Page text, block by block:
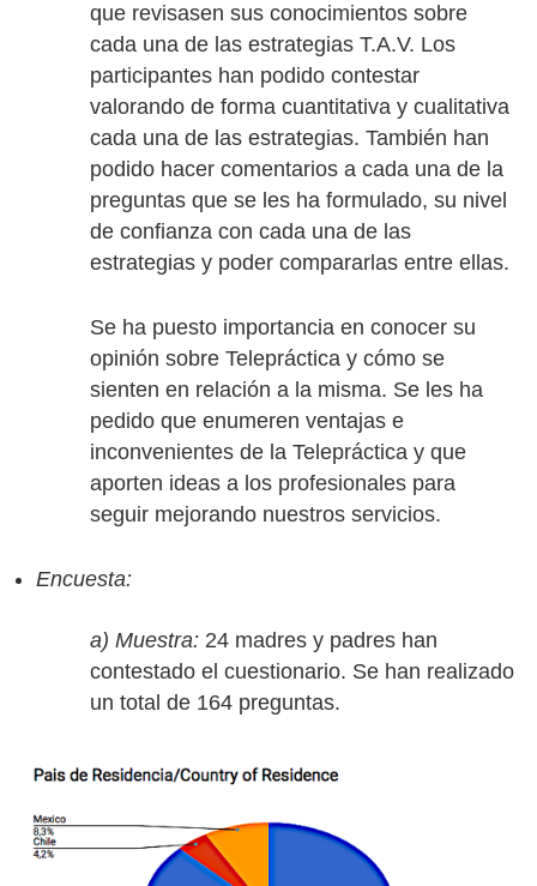
que revisasen sus conocimientos sobre
cada una de las estrategias T.A.V. Los
participantes han podido contestar
valorando de forma cuantitativa y cualitativa
cada una de las estrategias. También han
podido hacer comentarios a cada una de la
preguntas que se les ha formulado, su nivel
de confianza con cada una de las
estrategias y poder compararlas entre ellas.
Se ha puesto importancia en conocer su
opinión sobre Telepráctica y cómo se
sienten en relación a la misma. Se les ha
pedido que enumeren ventajas e
inconvenientes de la Telepráctica y que
aporten ideas a los profesionales para
seguir mejorando nuestros servicios.
Encuesta:
a) Muestra: 24 madres y padres han
contestado el cuestionario. Se han realizado
un total de 164 preguntas.